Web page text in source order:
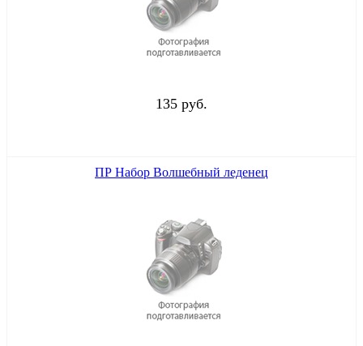
135 руб.
ПР Набор Волшебный леденец